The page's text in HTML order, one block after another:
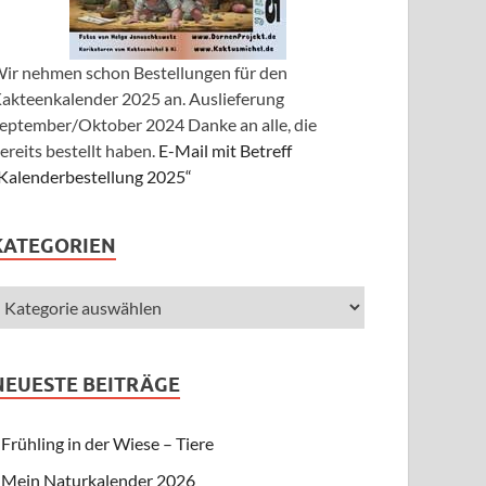
nehmen schon Bestellungen für den
2025 an. Auslieferung
Oktober 2024 Danke an alle, die
bestellt haben. E-Mail mit Betreff
2025“
BEITRÄGE
Frühling in der Wiese – Tiere
Mein Naturkalender 2026